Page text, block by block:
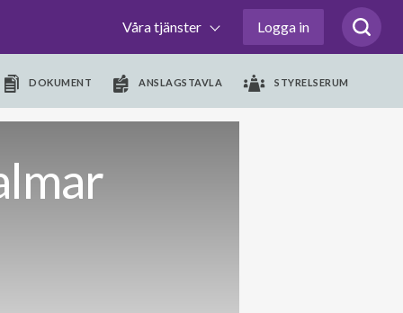
Våra tjänster Logga in
DOKUMENT ANSLAGSTAVLA STYRELSERUM